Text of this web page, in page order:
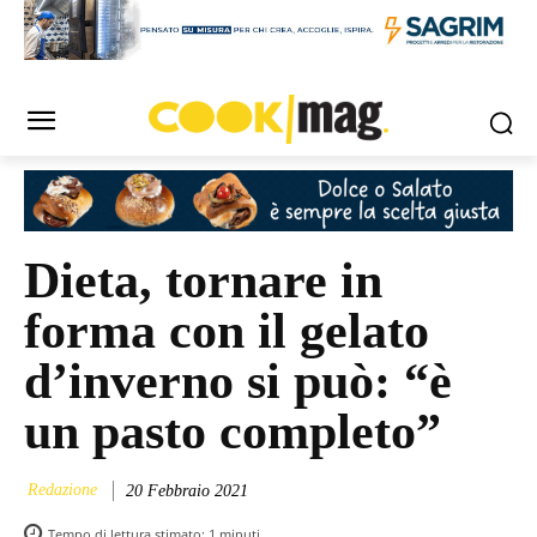
Dieta, tornare in
forma con il gelato
d’inverno si può: “è
un pasto completo”
Redazione 20 Febbraio 2021